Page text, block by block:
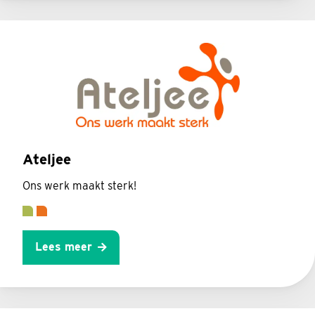
Ateljee
Ons werk maakt sterk!
Lees meer